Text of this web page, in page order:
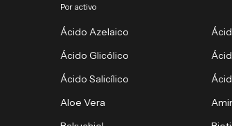
Por activo
Ácido Azelaico
Ácido Glicólico
Ácido Salicílico
Aloe Vera